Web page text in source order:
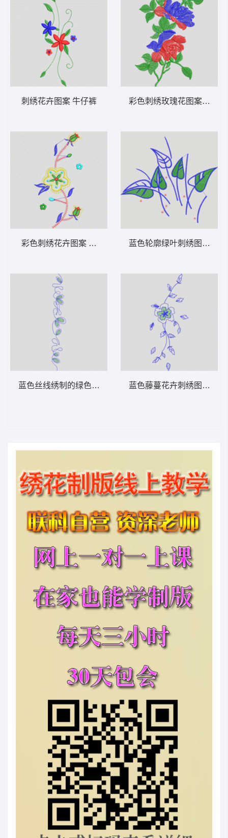
刺绣花卉图案 牛仔裤
彩色刺绣花卉图案 牛仔裤
蓝色丝线绣制的绿色椭圆图案 牛仔裤
彩色刺绣玫瑰花图案 牛仔裤
蓝色轮廓绿叶刺绣图案 牛
蓝色藤蔓花卉刺绣图案 牛